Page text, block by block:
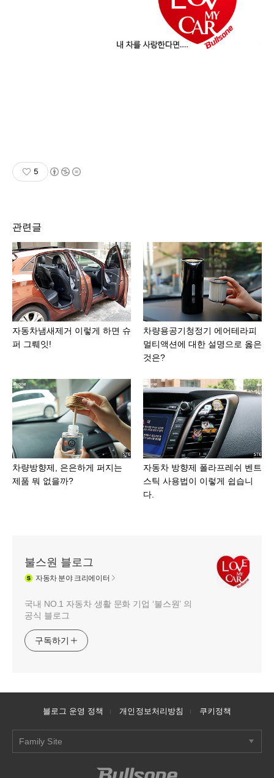
5
관련글
자동차냄새제거 이렇게 하면 슈
퍼 그뤠잇!
차량용공기청정기 에어테라피
멀티액션에 대한 설명으로 옳은
것은?
차량방향제, 은은하게 퍼지는
제품 뭐 없을까?
자동차 방향제 폴라프레쉬 벤트
스틱 사용법이 이렇게 쉽습니
다.
불스원 블로그
자동차분야 크리에이터
국내 NO.1 자동차 생활 문화 기업 ‘불스원’ 의
공식 블로그
구독하기
블로그 운영 정책 개인정보처리방침 쿠키정책
Family Site